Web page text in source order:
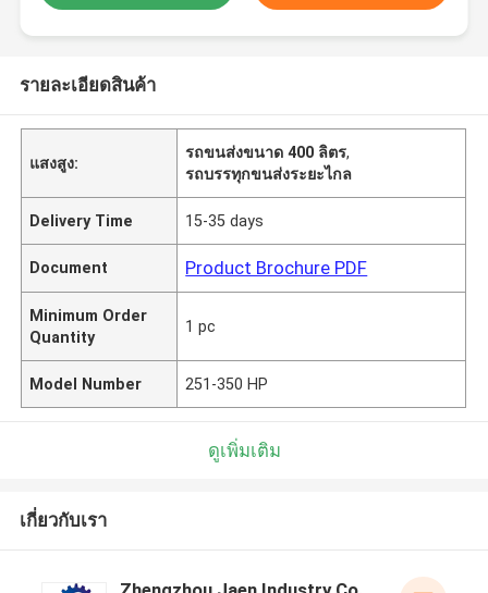
รายละเอียดสินค้า
แสงสูง:
รถขนส่งขนาด 400 ลิตร,
รถบรรทุกขนส่งระยะไกล
Delivery Time 15-35 days
Document Product Brochure PDF
Minimum Order
Quantity
1 pc
Model Number 251-350 HP
ดูเพิ่มเติม
เกี่ยวกับเรา